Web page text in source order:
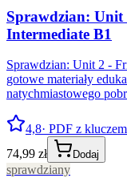
Sprawdzian: Unit
Intermediate B1
Sprawdzian: Unit 2 -
gotowe materiały
natychmiastowego
4,8· PDF z
74,99 zł
Dodaj
sprawdziany